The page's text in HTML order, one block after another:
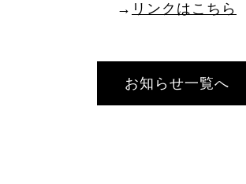
→ リンクはこちら
お知らせ一覧へ